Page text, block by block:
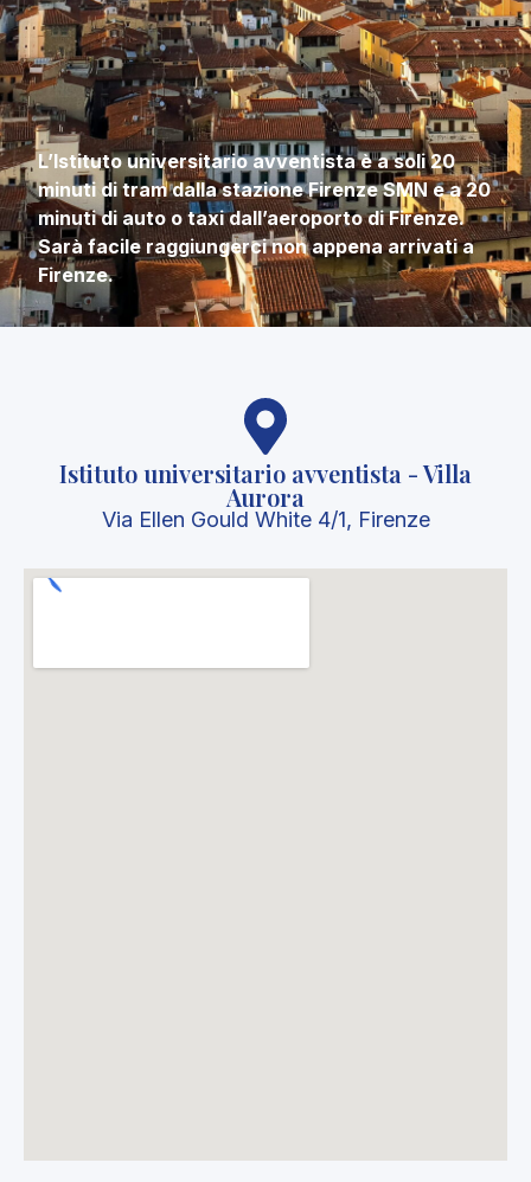
L’Istituto universitario avventista è a soli 20
minuti di tram dalla stazione Firenze SMN e a 20
minuti di auto o taxi dall’aeroporto di Firenze.
Sarà facile raggiungerci non appena arrivati a
Firenze.
Istituto universitario avventista - Villa
Aurora
Via Ellen Gould White 4/1, Firenze